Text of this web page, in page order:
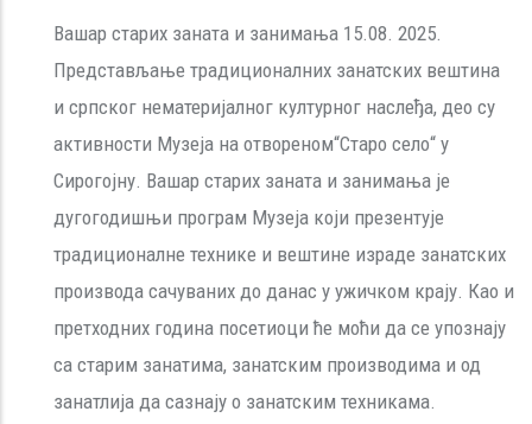
Вашар старих заната и занимања 15.08. 2025.
Представљање традиционалних занатских вештина
и српског нематеријалног културног наслеђа, део су
активности Музеја на отвореном“Старо село“ у
Сирогојну. Вашар старих заната и занимања је
дугогодишњи програм Музеја који презентује
традиционалне технике и вештине израде занатских
производа сачуваних до данас у ужичком крају. Као и
претходних година посетиоци ће моћи да се упознају
са старим занатима, занатским производима и од
занатлија да сазнају о занатским техникама.